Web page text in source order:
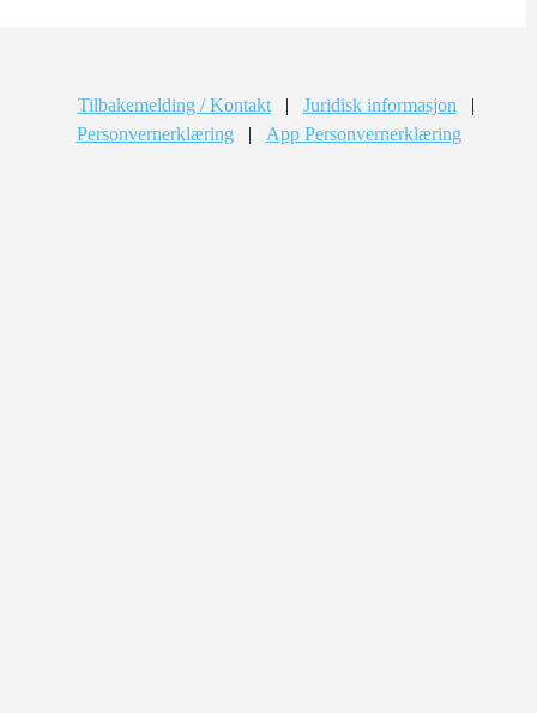
Tilbakemelding / Kontakt | Juridisk informasjon
|
Personvernerklæring
| App Personvernerklæring